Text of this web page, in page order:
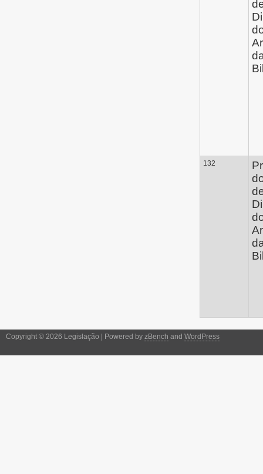
132
Copyright © 2026 Legislação | Powered by zBench and WordPress